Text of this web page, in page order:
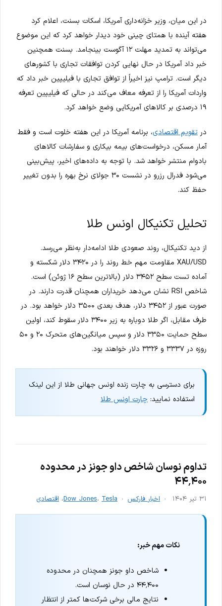
در این میان، وزیر خزانه‌داری آمریکا، اسکات بسنت، اعلام کرد
هفته آینده با همتای چینی خود دیدار خواهد کرد که این موضوع
می‌تواند به تمدید مهلت ۱۲ آگوست بینجامد. بسنت همچنین
خبر داد آمریکا در حال نهایی کردن توافقات تجاری با کشورهای
دیگر است. ترامپ نیز اخیراً از توافق تجاری با فیلیپین خبر داد که
واردات آمریکا را از تعرفه معاف می‌کند در حالی که فیلیپین تعرفه
۱۹ درصدی بر کالاهای آمریکایی وضع خواهد کرد.
در تقویم اقتصادی، برنامه آمریکا در این هفته خلوت است و فقط
آمار مسکن، درخواست‌های بیمه بیکاری و سفارشات کالاهای
بادوام منتشر خواهد شد. با توجه به داده‌های اخیر، پیش‌بینی
می‌شود فدرال رزرو در نشست ۳۰ جولای نرخ بهره را بدون تغییر
حفظ کند.
تحلیل تکنیکال اونس طلا
از دید تکنیکال، روند صعودی طلا ادامه‌دار به‌نظر می‌رسد.
XAU/USD مقاومت مهم خط روند را در ۳۴۲۰ دلار شکسته و
آماده تست سطح ۳۴۵۲ دلار (بالاترین سطح ۱۶ ژوئن) است.
شاخص RSI نشان می‌دهد خریداران همچنان قدرت دارند. در
صورت عبور از ۳۴۵۲ دلار، هدف بعدی ۳۵۰۰ دلار خواهد بود. در
طرف مقابل، اگر طلا دوباره به زیر ۳۴۰۰ دلار سقوط کند، اولین
سطح حمایت ۳۳۵۰ دلار و سپس میانگین‌های متحرک ۲۰ و ۵۰
روزه در ۳۳۳۷ و ۳۳۲۶ دلار خواهند بود.
برای دسترسی به چارت زنده اونس جهانی طلا از این لینک
استفاده نمایید: چارت اونس طلا
تداوم نوسان شاخص داو جونز در محدوده
۴۴٬۴۰۰
۳۱ تیر ۱۴۰۴ اخبار فارکس Dow Jones، Tesla ، اقتصادی
نکات مهم خبر:
شاخص داو جونز همچنان در محدوده
۴۴٬۴۰۰ در حال نوسان است.
نتایج مالی برخی شرکت‌ها کمتر از انتظار